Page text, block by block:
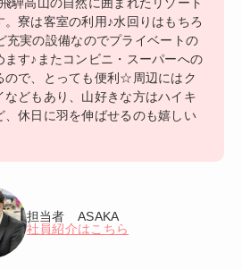
寮は客室の利用♪水回りはもちろ
充実の設備なのでプライベートの
す♪またコンビニ・スーパーへの
ので、とっても便利☆周辺にはク
などもあり、山好きな方はハイキ
、休日に羽を伸ばせるのも嬉しい
担当者 ASAKA
社員紹介はこちら